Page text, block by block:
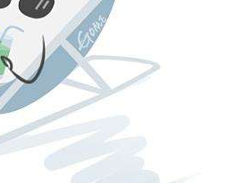
联系江河
锅炉衬板采购 锅炉风帽
生就是博官网»新闻中心
：- 发布日期：